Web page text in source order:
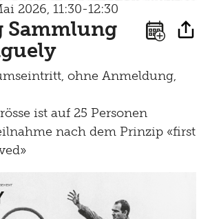
2026, 11:30-12:30
Sammlung
ohne Anmeldung,
ist auf 25 Personen
nach dem Prinzip «first